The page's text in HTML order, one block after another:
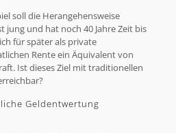
soll die Herangehensweise
jung und hat noch 40 Jahre Zeit bis
für später als private
Rente ein Äquivalent von
Ist dieses Ziel mit traditionellen
Geldentwertung